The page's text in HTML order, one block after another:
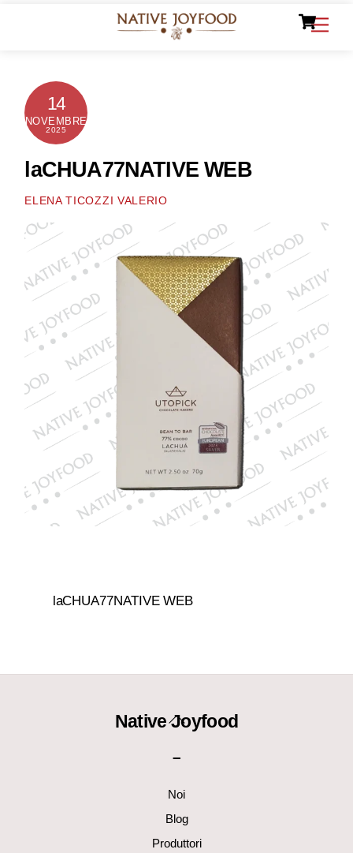
14
NOVEMBRE
2025
laCHUA77NATIVE WEB
ELENA TICOZZI VALERIO
laCHUA77NATIVE WEB
Back
Native Joyfood
–
Noi
Blog
Produttori